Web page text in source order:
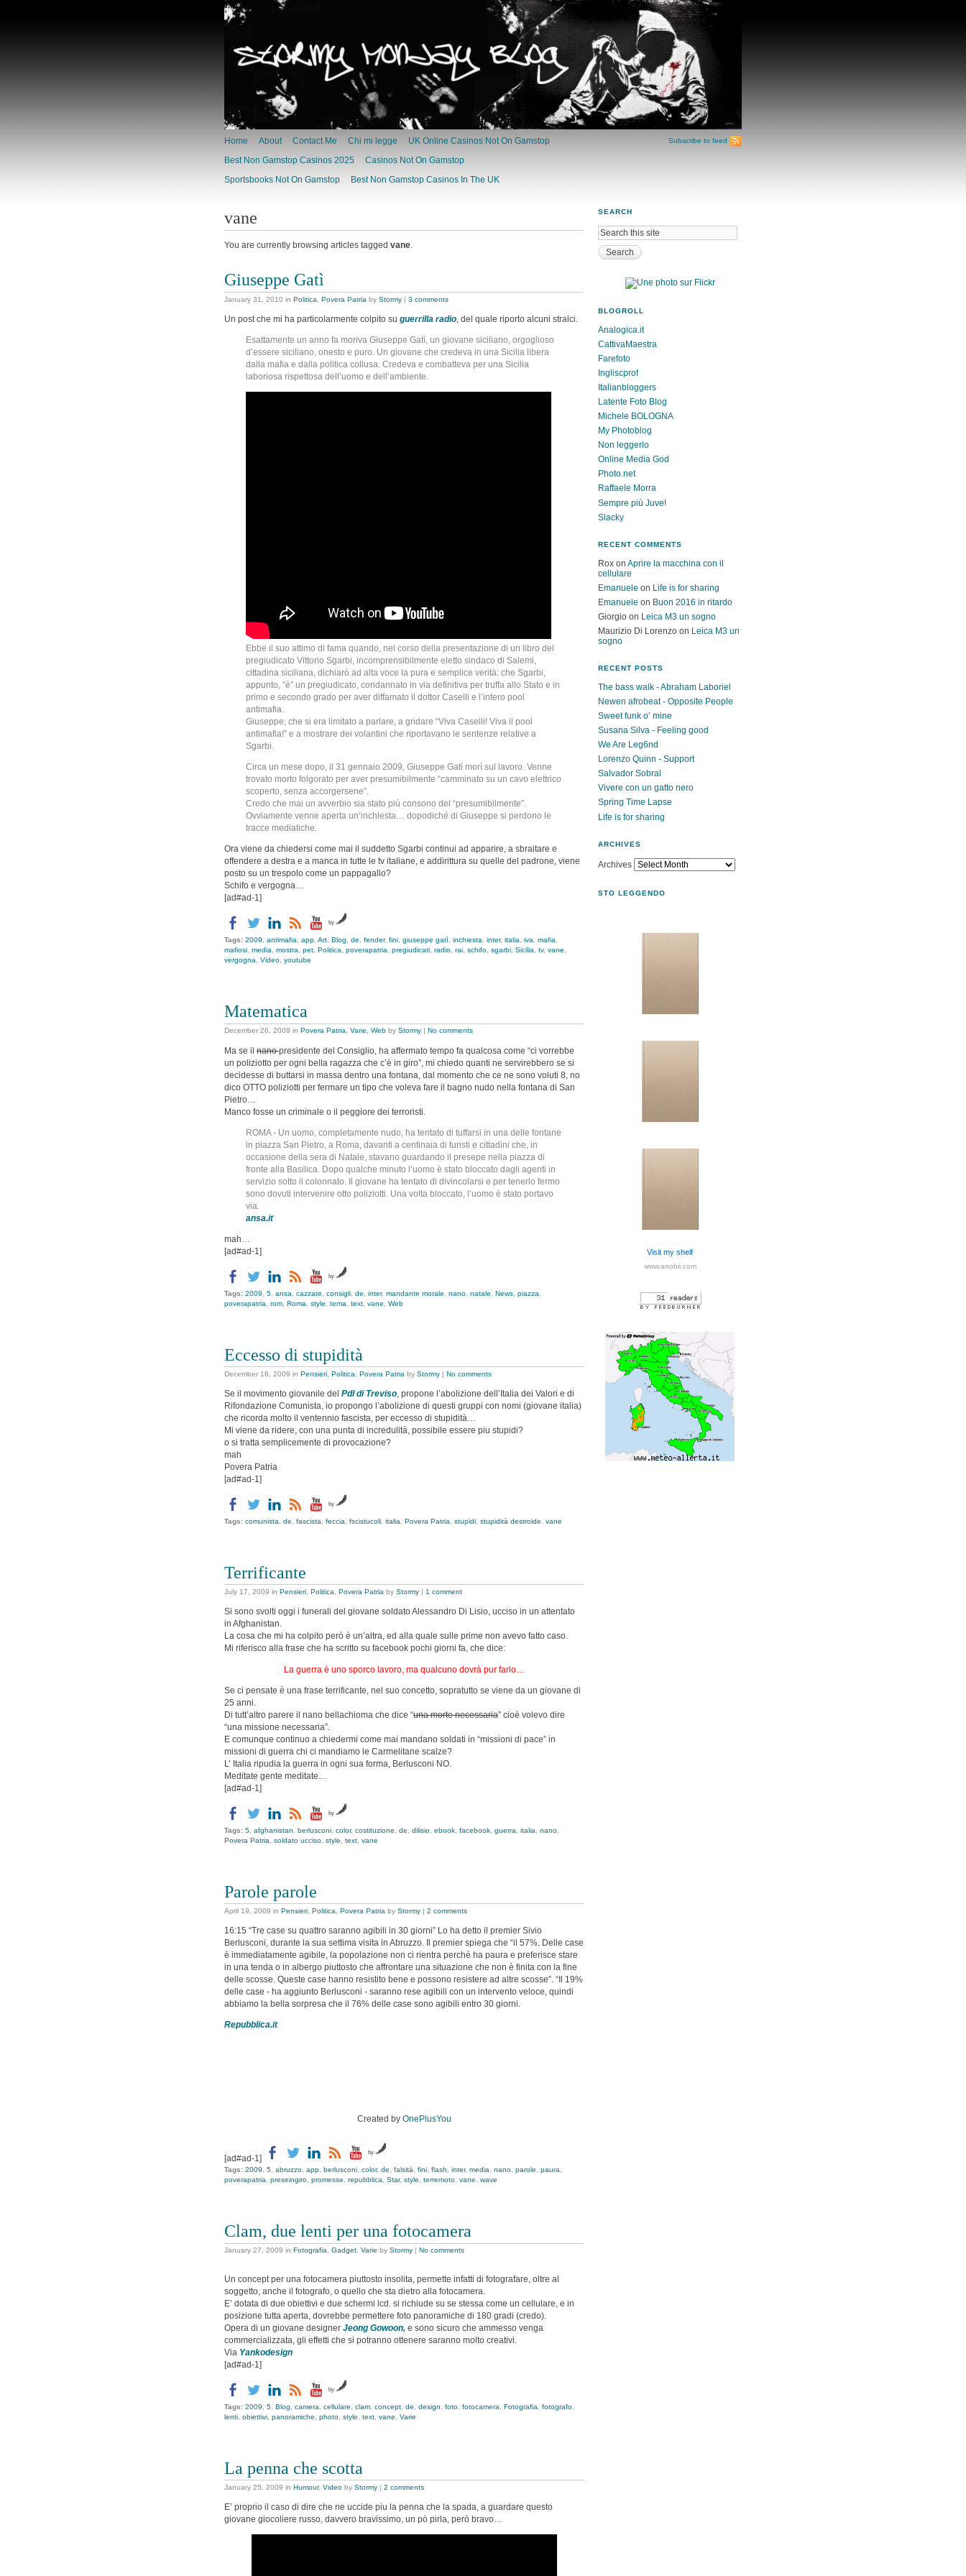
Home About Contact Me Chi mi legge
UK Online Casinos Not On Gamstop
Best Non Gamstop Casinos 2025
Casinos Not On Gamstop
Sportsbooks Not On Gamstop
Best Non Gamstop Casinos In The UK
Subscribe to feed
vane
You are currently browsing articles tagged vane.
Giuseppe Gatì
January 31, 2010 in Politica Povera Patria by Stormy | 3 comments
Un post che mi ha particolarmente colpito su guerrilla radio , del quale riporto alcuni stralci.
Esattamente un anno fa moriva Giuseppe Gatì, un giovane siciliano, orgoglioso
d’essere siciliano, onesto e puro. Un giovane che credeva in una Sicilia libera
dalla mafia e dalla politica collusa. Credeva e combatteva per una Sicilia
laboriosa rispettosa dell’uomo e dell’ambiente.
Ebbe il suo attimo di fama quando, nel corso della presentazione di un libro del
pregiudicato Vittorio Sgarbi, incomprensibilmente eletto sindaco di Salemi,
cittadina siciliana, dichiarò ad alta voce la pura e semplice verità: che Sgarbi,
appunto, “è” un pregiudicato, condannato in via definitiva per truffa allo Stato e in
primo e secondo grado per aver diffamato il dottor Caselli e l’intero pool
antimafia.
Giuseppe, che si era limitato a parlare, a gridare “Viva Caselli! Viva il pool
antimafia!” e a mostrare dei volantini che riportavano le sentenze relative a
Sgarbi.
Circa un mese dopo, il 31 gennaio 2009, Giuseppe Gatì morì sul lavoro. Venne
trovato morto folgorato per aver presumibilmente “camminato su un cavo elettrico
scoperto, senza accorgersene”.
Credo che mai un avverbio sia stato più consono del “presumibilmente”.
Ovviamente venne aperta un’inchiesta… dopodiché di Giuseppe si perdono le
tracce mediatiche.
Ora viene da chiedersi come mai il suddetto Sgarbi continui ad apparire, a sbraitare e
offendere a destra e a manca in tutte le tv italiane, e addirittura su quelle del padrone, viene
posto su un trespolo come un pappagallo?
Schifo e vergogna…
[ad#ad-1]
by
Tags: 2009, antimafia, app, Art, Blog, de, fender, fini, giuseppe gatì, inchiesta, inter, italia, iva, mafia,
mafiosi, media, mostra, pet, Politica, poverapatria, pregiudicati, radio, rai, schifo, sgarbi, Sicilia, tv, vane,
vergogna, Video, youtube
Matematica
December 26, 2009 in Povera Patria, Varie, Web by Stormy No comments
Ma se il nanopresidente del Consiglio, ha affermato tempo fa qualcosa come “ci vorrebbe
un poliziotto per ogni bella ragazza che c’è in giro”, mi chiedo quanti ne servirebbero se si
decidesse di buttarsi in massa dentro una fontana, dal momento che ce ne sono voluti 8, no
dico OTTO poliziotti per fermare un tipo che voleva fare il bagno nudo nella fontana di San
Pietro…
Manco fosse un criminale o il peggiore dei terroristi.
ROMA - Un uomo, completamente nudo, ha tentato di tuffarsi in una delle fontane
in piazza San Pietro, a Roma, davanti a centinaia di turisti e cittadini che, in
occasione della sera di Natale, stavano guardando il presepe nella piazza di
fronte alla Basilica. Dopo qualche minuto l’uomo è stato bloccato dagli agenti in
servizio sotto il colonnato. Il giovane ha tentato di divincolarsi e per tenerlo fermo
sono dovuti intervenire otto poliziotti. Una volta bloccato, l’uomo è stato portavo
via.
ansa.it
mah…
[ad#ad-1]
by
Tags: 2009 5 ansa cazzate consigli de inter, mandante morale nano natale News piazza
poverapatria
rom Roma style tema text vane Web
Eccesso di stupidità
December 16, 2009 in Pensieri Politica Povera Patria by Stormy | No comments
Se il movimento giovanile del Pdl di Treviso, propone l’abolizione dell’Italia dei Valori e di
Rifondazione Comunista, io propongo l’abolizione di questi gruppi con nomi (giovane italia)
che ricorda molto il ventennio fascista, per eccesso di stupidità…
Mi viene da ridere, con una punta di incredulità, possibile essere piu stupidi?
o si tratta semplicemente di provocazione?
mah
Povera Patria
[ad#ad-1]
by
Tags: comunista, de, fascista, feccia, fscistucoli, italia, Povera Patria, stupidi, stupidità destroide, vane
Terrificante
July 17, 2009 in Pensieri, Politica, Povera Patria by Stormy | 1 comment
Si sono svolti oggi i funerali del giovane soldato Alessandro Di Lisio, ucciso in un attentato
in Afghanistan.
La cosa che mi ha colpito però è un’altra, ed alla quale sulle prime non avevo fatto caso.
Mi riferisco alla frase che ha scritto su facebook pochi giorni fa, che dice:
La guerra è uno sporco lavoro, ma qualcuno dovrà pur farlo…
Se ci pensate è una frase terrificante, nel suo concetto, sopratutto se viene da un giovane di
25 anni.
Di tutt’altro parere il nano bellachioma che dice “una morte necessaria” cioè volevo dire
“una missione necessaria”.
E comunque continuo a chiedermi come mai mandano soldati in “missioni di pace” in
missioni di guerra chi ci mandiamo le Carmelitane scalze?
L’ Italia ripudia la guerra in ogni sua forma, Berlusconi NO.
Meditate gente meditate…
[ad#ad-1]
by
Tags: 5 afghanistan berlusconi color, costituzione de dilisio ebook facebook guerra italia nano
Povera Patria
soldato ucciso style text vane
Parole parole
April 19, 2009 in Pensieri Politica Povera Patria by Stormy | 2 comments
16:15 “Tre case su quattro saranno agibili in 30 giorni” Lo ha detto il premier Sivio
Berlusconi, durante la sua settima visita in Abruzzo. Il premier spiega che “il 57%. Delle case
è immediatamente agibile, la popolazione non ci rientra perchè ha paura e preferisce stare
in una tenda o in albergo piuttosto che affrontare una situazione che non è finita con la fine
delle scosse. Queste case hanno resistito bene e possono resistere ad altre scosse”. “Il 19%
delle case - ha aggiunto Berlusconi - saranno rese agibili con un intervento veloce, quindi
abbiamo la bella sorpresa che il 76% delle case sono agibili entro 30 giorni.
Repubblica.it
Created by OnePlusYou
[ad#ad-1]
by
Tags: 2009, 5, abruzzo, app, berlusconi, color, de, falsità, fini, flash, inter, media, nano, parole, paura,
poverapatria, preseingiro, promesse, repubblica, Star, style, terremoto, vane, wave
Clam, due lenti per una fotocamera
January 27, 2009 in Fotografia, Gadget, Varie by Stormy No comments
Un concept per una fotocamera piuttosto insolita, permette infatti di fotografare, oltre al
soggetto, anche il fotografo, o quello che sta dietro alla fotocamera.
E’ dotata di due obiettivi e due schermi lcd. si richiude su se stessa come un cellulare, e in
posizione tutta aperta, dovrebbe permettere foto panoramiche di 180 gradi (credo).
Opera di un giovane designer Jeong Gowoon, e sono sicuro che ammesso venga
commercializzata, gli effetti che si potranno ottenere saranno molto creativi.
Via Yankodesign
[ad#ad-1]
by
Tags: 2009 5 Blog camera cellulare clam concept de design foto fotocamera Fotografia fotografo
lenti obiettivi panoramiche photo style text vane Varie
La penna che scotta
January 25, 2009 in Humour, Video by Stormy | 2 comments
E’ proprio il caso di dire che ne uccide piu la penna che la spada, a guardare questo
giovane giocoliere russo, davvero bravissimo, un pò pirla, però bravo…
SEARCH
BLOGROLL
Analogica.it
CattivaMaestra
Farefoto
Ingliscprof
Italianbloggers
Latente Foto Blog
Michele BOLOGNA
My Photoblog
Non leggerlo
Online Media God
Photo.net
Raffaele Morra
Sempre più Juve!
Slacky
RECENT COMMENTS
Rox on Aprire la macchina con il
cellulare
Emanuele on Life is for sharing
Emanuele on Buon 2016 in ritardo
Giorgio on Leica M3 un sogno
Maurizio Di Lorenzo on Leica M3 un
sogno
RECENT POSTS
The bass walk - Abraham Laboriel
Newen afrobeat - Opposite People
Sweet funk o’ mine
Susana Silva - Feeling good
We Are Leg6nd
Lorenzo Quinn - Support
Salvador Sobral
Vivere con un gatto nero
Spring Time Lapse
Life is for sharing
ARCHIVES
Archives
STO LEGGENDO
Visit my shelf
www.anobii.com